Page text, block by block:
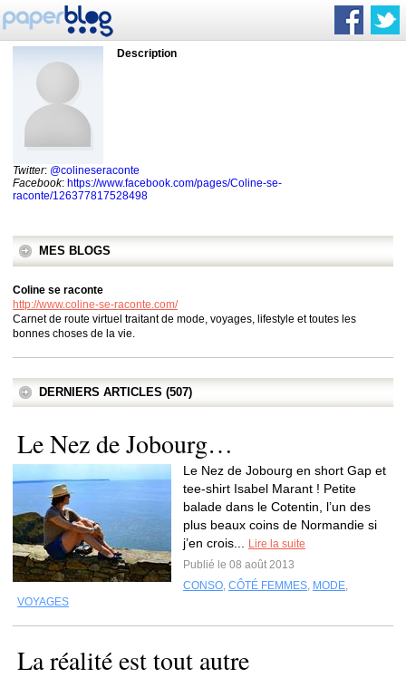
Description
Twitter: @colineseraconte
Facebook: https://www.facebook.com/pages/Coline-se-
raconte/126377817528498
MES BLOGS
Coline se raconte
http://www.coline-se-raconte.com/
Carnet de route virtuel traitant de mode, voyages, lifestyle et toutes les
bonnes choses de la vie.
DERNIERS ARTICLES (507)
Le Nez de Jobourg…
Le Nez de Jobourg en short Gap et
tee-shirt Isabel Marant ! Petite
balade dans le Cotentin, l’un des
plus beaux coins de Normandie si
j’en crois...
Lire la suite
Publié le 08 août 2013
CONSO, CÔTÉ FEMMES, MODE,
VOYAGES
La réalité est tout autre